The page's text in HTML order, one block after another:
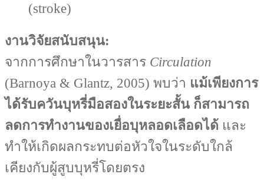
(stroke)
งานวิจัยสนับสนุน:
จากการศึกษาในวารสาร Circulation
(Barnoya & Glantz, 2005) พบว่า แม้เพียงการ
ได้รับควันบุหรี่มือสองในระยะสั้น ก็สามารถ
ลดการทำงานของเยื่อบุหลอดเลือดได้ และ
ทำให้เกิดผลกระทบต่อหัวใจในระดับใกล้
เคียงกับผู้สูบบุหรี่โดยตรง